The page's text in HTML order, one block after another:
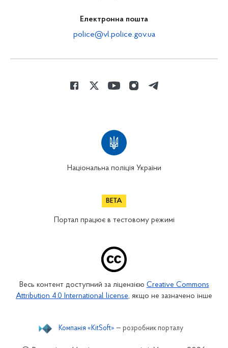
Електронна пошта
police@vl.police.gov.ua
Національна поліція України
Портал працює в тестовому режимі
Весь контент доступний за ліцензією Creative Commons
Attribution 4.0 International license, якщо не зазначено інше
Компанія «KitSoft» — розробник порталу